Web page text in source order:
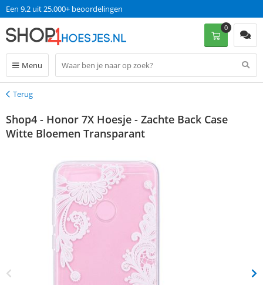
Een 9.2 uit 25.000+ beoordelingen
Menu
0
Terug
Terug
Shop4 - Honor 7X Hoesje - Zachte Back Case
Witte Bloemen Transparant